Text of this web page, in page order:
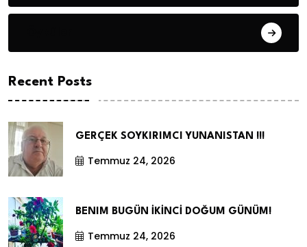
Recent Posts
GERÇEK SOYKIRIMCI YUNANISTAN !!!
Temmuz 24, 2026
BENIM BUGÜN İKİNCİ DOĞUM GÜNÜM!
Temmuz 24, 2026